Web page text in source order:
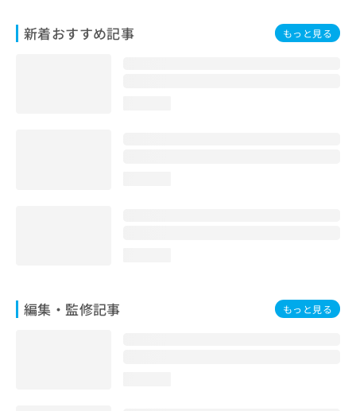
新着おすすめ記事 もっと見る
編集・監修記事 もっと見る
問
い